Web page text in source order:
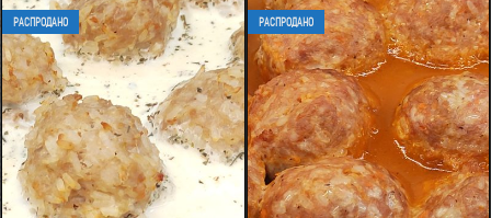
РАСПРОДАНО РАСПРОДАНО